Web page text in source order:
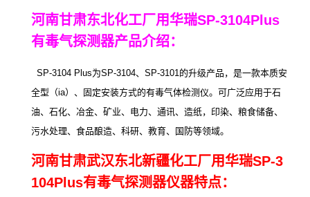
河南甘肃东北化工厂用华瑞SP-3104Plus
有毒气探测器产品介绍：
SP-3104 Plus为SP-3104、SP-3101的升级产品，是一款本质安
全型（ia）、固定安装方式的有毒气体检测仪。可广泛应用于石
油、石化、冶金、矿业、电力、通讯、造纸，印染、粮食储备、
污水处理、食品酿造、科研、教育、国防等领域。
河南甘肃武汉东北新疆化工厂用华瑞SP-3
104Plus有毒气探测器仪器特点：